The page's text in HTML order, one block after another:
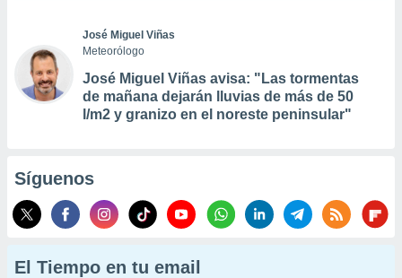
José Miguel Viñas
Meteorólogo
José Miguel Viñas avisa: "Las tormentas
de mañana dejarán lluvias de más de 50
l/m2 y granizo en el noreste peninsular"
Síguenos
El Tiempo en tu email